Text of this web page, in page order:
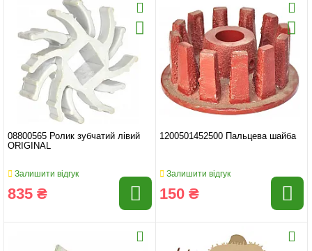
08800565 Ролик зубчатий лівий
ORIGINAL
Залишити відгук
835 ₴
1200501452500 Пальцева шайба
Залишити відгук
150 ₴